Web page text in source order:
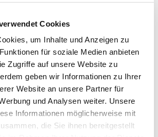
Cookies
um Inhalte und Anzeigen zu
für soziale Medien anbieten
Zugriffe auf unsere Website zu
geben wir Informationen zu Ihrer
Website an unsere Partner für
und Analysen weiter. Unsere
Informationen möglicherweise mit
die Sie ihnen bereitgestellt
1920
Details
Bergrath
Weiden
Details
11
Mariadorf